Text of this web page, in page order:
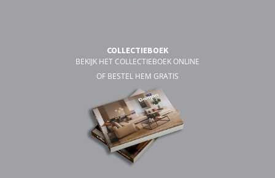
COLLECTIEBOEK
BEKIJK HET COLLECTIEBOEK ONLINE
OF BESTEL HEM GRATIS